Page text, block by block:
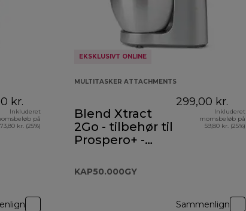
kr.
Inkluderet
på
73,80 kr. (25%)
EKSKLUSIVT ONLINE
MULTITASKER ATTACHMENTS
Blend Xtract
2Go - tilbehør til
Prospero+ -
KAP50.000GY
299,00 kr.
Inkluderet
momsbeløb på
59,80 kr. (25%)
Sammenlign